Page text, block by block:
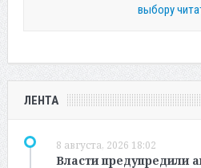
выбору
ЛЕНТА
8 августа, 2026 18:02
Власти предупредили